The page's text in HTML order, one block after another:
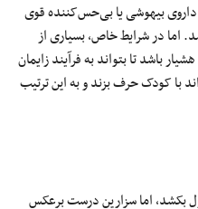
داروی بیهوشی یا بی‌حس‌کننده قوی
اما در شرایط خاص، بسیاری از
باشد تا بتواند به فرآیند زایمان
با کودک حرف بزند و به این ترتیب
۴ تا ۲۴ ساعت طول بکشد، اما سزارین درست برعکس